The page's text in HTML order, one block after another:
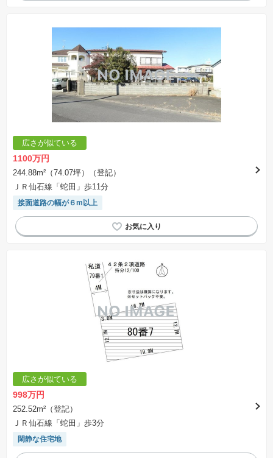
広さが似ている
1100万円
244.88m²（74.07坪）（登記）
ＪＲ仙石線「蛇田」歩11分
接面道路の幅が６m以上
広さが似ている
998万円
252.52m²（登記）
ＪＲ仙石線「蛇田」歩3分
閑静な住宅地